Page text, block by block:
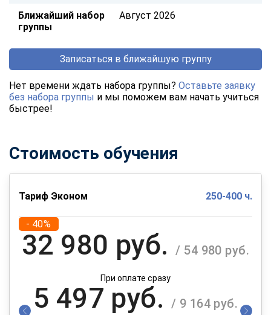
Ближайший набор
группы
Август 2026
Записаться в ближайшую группу
Нет времени ждать набора группы? Оставьте заявку
без набора группы и мы поможем вам начать учиться
быстрее!
Стоимость обучения
Тариф Эконом 250-400 ч.
- 40%
32 980 руб. / 54 980 руб.
При оплате сразу
5 497 руб. / 9 164 руб.